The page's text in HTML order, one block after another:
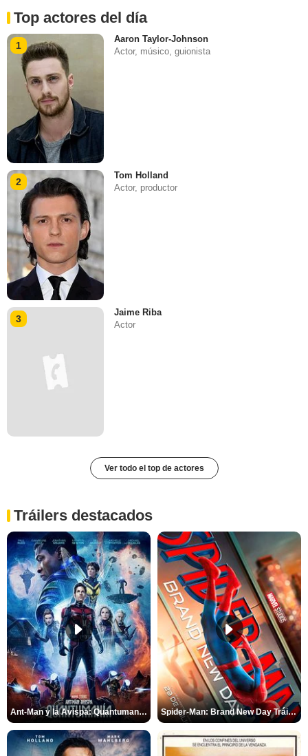
Top actores del día
1
Aaron Taylor-Johnson
Actor, músico, guionista
2
Tom Holland
Actor, productor
3
Jaime Riba
Actor
Ver todo el top de actores
Tráilers destacados
Ant-Man y la Avispa: Quantumanía Tráiler (2) Spider-Man: Brand New Day Tráiler (3)